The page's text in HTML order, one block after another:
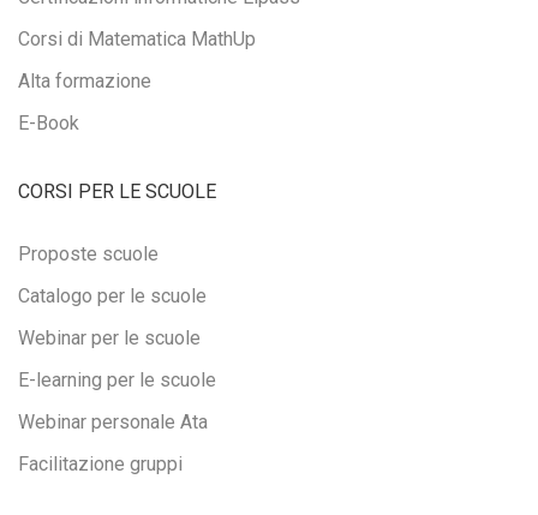
Corsi di Matematica MathUp
Alta formazione
E-Book
CORSI PER LE SCUOLE
Proposte scuole
Catalogo per le scuole
Webinar per le scuole
E-learning per le scuole
Webinar personale Ata
Facilitazione gruppi